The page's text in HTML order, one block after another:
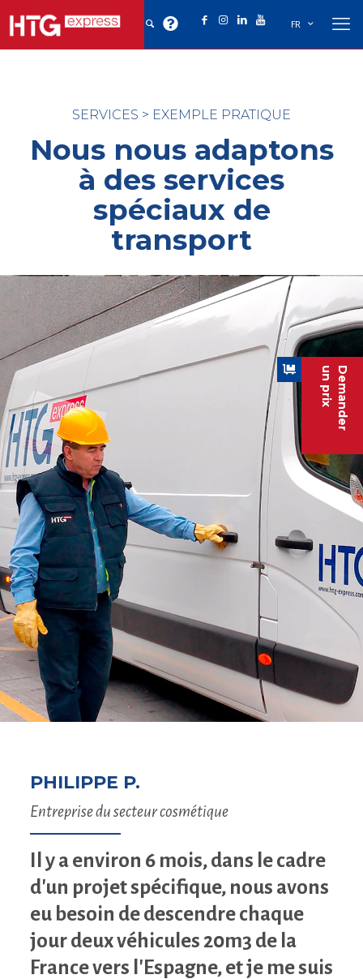
Demander
un prix
FR
SERVICES > EXEMPLE PRATIQUE
Nous nous adaptons
à des services
spéciaux de
transport
PHILIPPE P.
Entreprise du secteur cosmétique
Il y a environ 6 mois, dans le cadre
d'un projet spécifique, nous avons
eu besoin de descendre chaque
jour deux véhicules 20m3 de la
France vers l'Espagne, et je me suis